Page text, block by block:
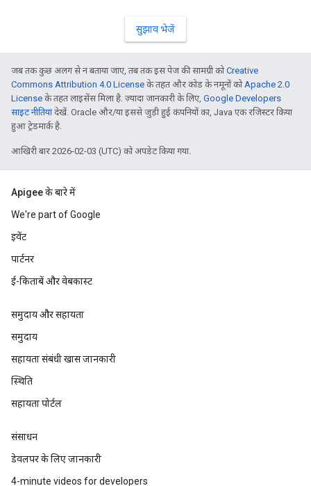
सुझाव भेजें
जब तक कुछ अलग से न बताया जाए, तब तक इस पेज की सामग्री कोCreative
Commons Attribution 4.0 License के तहत और कोड के नमूनों को Apache 2.0
License के तहत लाइसेंस मिला है. ज़्यादा जानकारी के लिए, Google Developers
साइट नीतियांदेखें. Oracle और/या इससे जुड़ी हुई कंपनियों का, Java एक रजिस्टर किया
हुआ ट्रेडमार्क है.
आखिरी बार 2026-02-03 (UTC) को अपडेट किया गया.
Apigee के बारे में
We're part of Google
इवेंट
पार्टनर
ई-किताबें और वेबकास्ट
समुदाय और सहायता
समुदाय
सहायता संबंधी खास जानकारी
स्थिति
सहायता पोर्टल
संसाधन
डेवलपर के लिए जानकारी
4-minute videos for developers